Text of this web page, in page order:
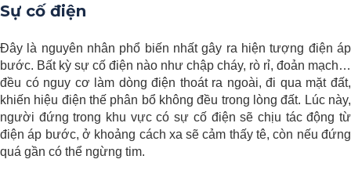
Sự cố điện
Đây là nguyên nhân phổ biến nhất gây ra hiện tượng điện áp
bước. Bất kỳ sự cố điện nào như chập cháy, rò rỉ, đoản mạch…
đều có nguy cơ làm dòng điện thoát ra ngoài, đi qua mặt đất,
khiến hiệu điện thế phân bổ không đều trong lòng đất. Lúc này,
người đứng trong khu vực có sự cố điện sẽ chịu tác động từ
điện áp bước, ở khoảng cách xa sẽ cảm thấy tê, còn nếu đứng
quá gần có thể ngừng tim.